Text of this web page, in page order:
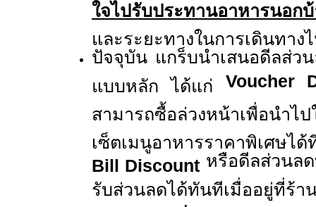
ใจไปรับประทานอาหารนอก
และระยะทางในการเดินทาง
ปัจจุบัน แกร็บนำเสนอดีลส่ว
แบบหลัก ได้แก่ Voucher
สามารถซื้อล่วงหน้าเพื่อนำไ
เซ็ตเมนูอาหารราคาพิเศษไ
Bill Discount หรือดีลส่วนล
รับส่วนลดได้ทันทีเมื่ออยู่ที่ร้า